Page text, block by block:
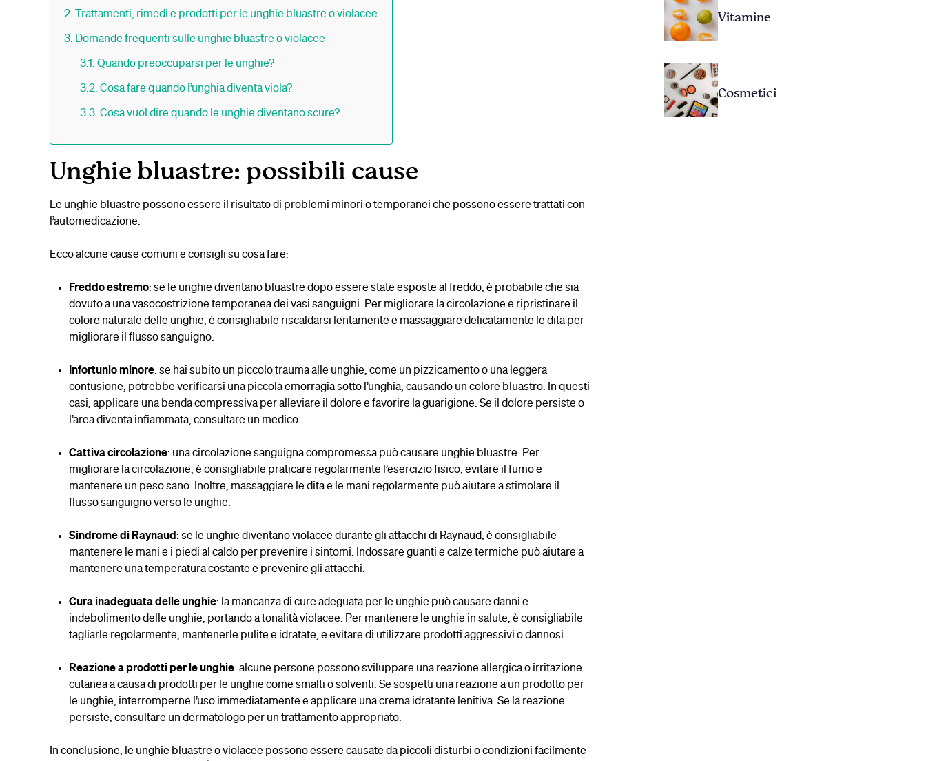
Trattamenti, rimedi e prodotti per le unghie bluastre o violacee
Domande frequenti sulle unghie bluastre o violacee
Quando preoccuparsi per le unghie?
Cosa fare quando l’unghia diventa viola?
Cosa vuol dire quando le unghie diventano scure?
Unghie bluastre: possibili cause
Le unghie bluastre possono essere il risultato di problemi minori o temporanei che possono essere trattati con
l’automedicazione.
Ecco alcune cause comuni e consigli su cosa fare:
Freddo estremo: se le unghie diventano bluastre dopo essere state esposte al freddo, è probabile che sia
dovuto a una vasocostrizione temporanea dei vasi sanguigni. Per migliorare la circolazione e ripristinare il
colore naturale delle unghie, è consigliabile riscaldarsi lentamente e massaggiare delicatamente le dita per
migliorare il flusso sanguigno.
Infortunio minore: se hai subito un piccolo trauma alle unghie, come un pizzicamento o una leggera
contusione, potrebbe verificarsi una piccola emorragia sotto l’unghia, causando un colore bluastro. In questi
casi, applicare una benda compressiva per alleviare il dolore e favorire la guarigione. Se il dolore persiste o
l’area diventa infiammata, consultare un medico.
Cattiva circolazione: una circolazione sanguigna compromessa può causare unghie bluastre. Per
migliorare la circolazione, è consigliabile praticare regolarmente l’esercizio fisico, evitare il fumo e
mantenere un peso sano. Inoltre, massaggiare le dita e le mani regolarmente può aiutare a stimolare il
flusso sanguigno verso le unghie.
Sindrome di Raynaud: se le unghie diventano violacee durante gli attacchi di Raynaud, è consigliabile
mantenere le mani e i piedi al caldo per prevenire i sintomi. Indossare guanti e calze termiche può aiutare a
mantenere una temperatura costante e prevenire gli attacchi.
Cura inadeguata delle unghie: la mancanza di cure adeguata per le unghie può causare danni e
indebolimento delle unghie, portando a tonalità violacee. Per mantenere le unghie in salute, è consigliabile
tagliarle regolarmente, mantenerle pulite e idratate, e evitare di utilizzare prodotti aggressivi o dannosi.
Reazione a prodotti per le unghie: alcune persone possono sviluppare una reazione allergica o irritazione
cutanea a causa di prodotti per le unghie come smalti o solventi. Se sospetti una reazione a un prodotto per
le unghie, interromperne l’uso immediatamente e applicare una crema idratante lenitiva. Se la reazione
persiste, consultare un dermatologo per un trattamento appropriato.
In conclusione, le unghie bluastre o violacee possono essere causate da piccoli disturbi o condizioni facilmente
Vitamine
Cosmetici